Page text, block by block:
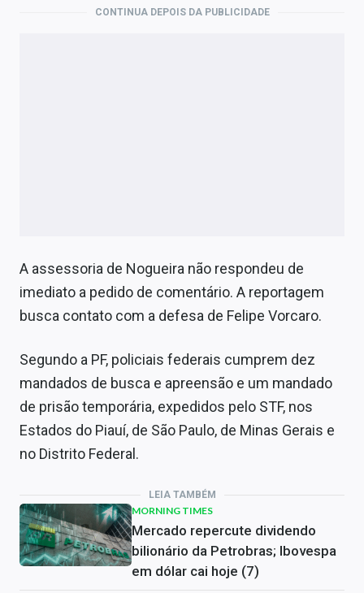
CONTINUA DEPOIS DA PUBLICIDADE
A assessoria de Nogueira não respondeu de
imediato a pedido de comentário. A reportagem
busca contato com a defesa de Felipe Vorcaro.
Segundo a PF, policiais federais cumprem dez
mandados de busca e apreensão e um mandado
de prisão temporária, expedidos pelo STF, nos
Estados do Piauí, de São Paulo, de Minas Gerais e
no Distrito Federal.
LEIA TAMBÉM
MORNING TIMES
Mercado repercute dividendo
bilionário da Petrobras; Ibovespa
em dólar cai hoje (7)